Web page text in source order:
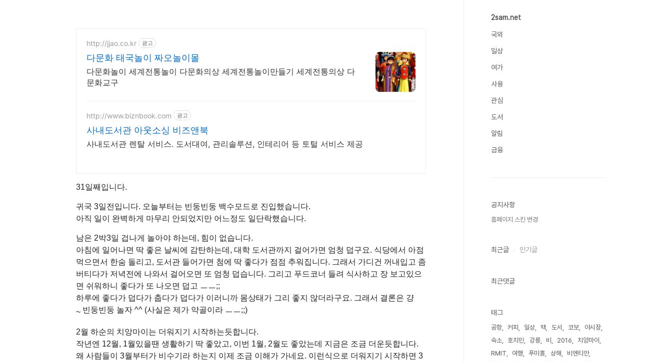
http://jjao.co.kr 광고
다문화 태국놀이 짜오놀이몰
다문화놀이 세계전통놀이 다문화의상 세계전통놀이만들기 세계전통의상 다
문화교구
http://www.biznbook.com 광고
사내도서관 아웃소싱 비즈앤북
사내도서관 렌탈 서비스. 도서대여, 관리솔루션, 인테리어 등 토털 서비스 제공
31일째입니다.
귀국 3일전입니다. 오늘부터는 빈둥빈둥 백수모드로 진입했습니다.
아직 일이 완벽하게 마무리 안되었지만 어느정도 일단락했습니다.
남은 2박3일 겁나게 놀아야 하는데, 힘이 없습니다.
아침에 일어나면 딱 좋은 날씨에 감탄하는데, 대학 도서관까지 걸어가면 엄청 덥구요. 식당에서 아점
먹으면서 한숨 돌리고, 도서관 들어가면 첨에 딱 좋다가 점점 추워집니다. 그래서 가디건 꺼내입고 좀
버티다가 저녁전에 나와서 걸어오면 또 엄청 덥습니다. 그리고 푸드코너 들려 식사하고 장 보고있으
면 쉬워하니 좋다가 또 나오면 덥고 ㅡㅡ;;
하루에 좋다가 덥다가 춥다가 덥다가 이러니까 몸상태가 그리 좋지 않더라구요. 그래서 결론은 걍
~ 빈둥빈둥 놀자 ^^ (사실은 제가 약골이라 ㅡㅡ;;)
2월 하순의 치앙마이는 더워지기 시작하는듯합니다.
작년엔 12월, 1월있을땐 생활하기 딱 좋았고, 이번 1월, 2월도 좋았는데 지금은 조금 더운듯합니다.
왜 사람들이 3월부터가 비수기라 하는지 이제 조금 이해가 가네요. 이런식으로 더워지기 시작하면 3
2sam.net
국외
일상
여가
사용
관심
도서
알림
금융
공지사항
홈페이지 스킨 변경
최근글 인기글
최근댓글
태그
공항 커피 일상 맥 도서 코보
야시장
숙소
호치민 강릉 비 2016
치앙마이
RMIT
여행 푸미홍 상해
비엔티안